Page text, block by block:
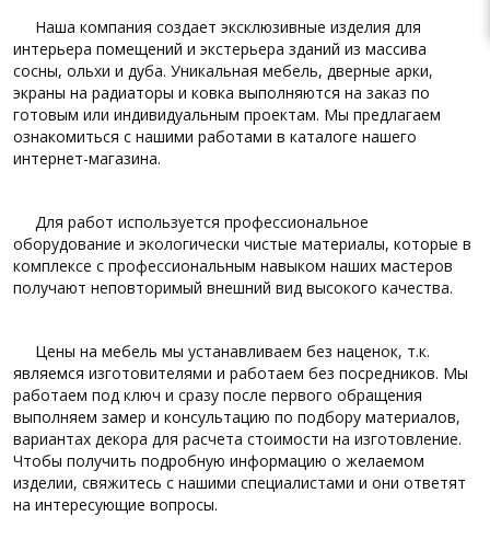
Наша компания создает эксклюзивные изделия для
интерьера помещений и экстерьера зданий из массива
сосны, ольхи и дуба. Уникальная мебель, дверные арки,
экраны на радиаторы и ковка выполняются на заказ по
готовым или индивидуальным проектам. Мы предлагаем
ознакомиться с нашими работами в каталоге нашего
интернет-магазина.
Для работ используется профессиональное
оборудование и экологически чистые материалы, которые в
комплексе с профессиональным навыком наших мастеров
получают неповторимый внешний вид высокого качества.
Цены на мебель мы устанавливаем без наценок, т.к.
являемся изготовителями и работаем без посредников. Мы
работаем под ключ и сразу после первого обращения
выполняем замер и консультацию по подбору материалов,
вариантах декора для расчета стоимости на изготовление.
Чтобы получить подробную информацию о желаемом
изделии, свяжитесь с нашими специалистами и они ответят
на интересующие вопросы.